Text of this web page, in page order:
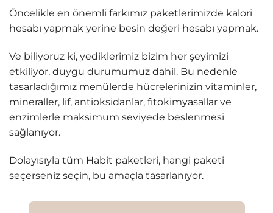
Öncelikle en önemli farkımız paketlerimizde kalori
hesabı yapmak yerine besin değeri hesabı yapmak.
Ve biliyoruz ki, yediklerimiz bizim her şeyimizi
etkiliyor, duygu durumumuz dahil. Bu nedenle
tasarladığımız menülerde hücrelerinizin vitaminler,
mineraller, lif, antioksidanlar, fitokimyasallar ve
enzimlerle maksimum seviyede beslenmesi
sağlanıyor.
Dolayısıyla tüm Habit paketleri, hangi paketi
seçerseniz seçin, bu amaçla tasarlanıyor.